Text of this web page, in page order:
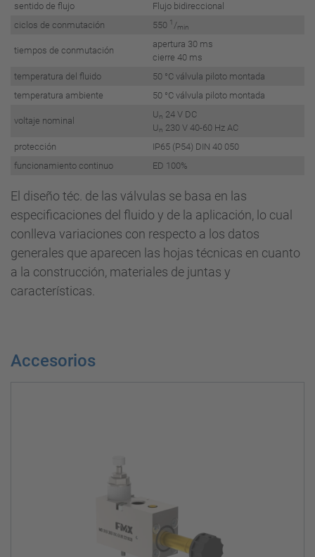
sentido de flujo
Flujo bidireccional
ciclos de conmutación
550 1 /min
tiempos de conmutación
apertura 30 ms
cierre 40 ms
temperatura del fluido
50 °C válvula piloto montada
temperatura ambiente
50 °C válvula piloto montada
voltaje nominal
Un 24 V DC
Un 230 V 40-60 Hz AC
protección
IP65 (P54) DIN 40 050
funcionamiento continuo
ED 100%
El diseño téc. de las válvulas se basa en las
especificaciones del fluido y de la aplicación, lo cual
conlleva variaciones con respecto a los datos
generales que aparecen las hojas técnicas en cuanto
a la construcción, materiales de juntas y
características.
Accesorios